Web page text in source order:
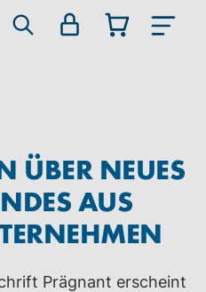
ÜBER NEUES
AUS
Prägnant erscheint